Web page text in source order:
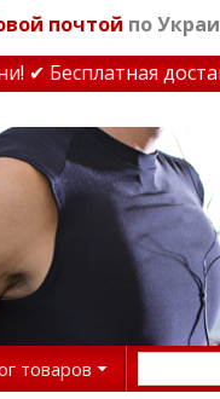
почтой по
товаров